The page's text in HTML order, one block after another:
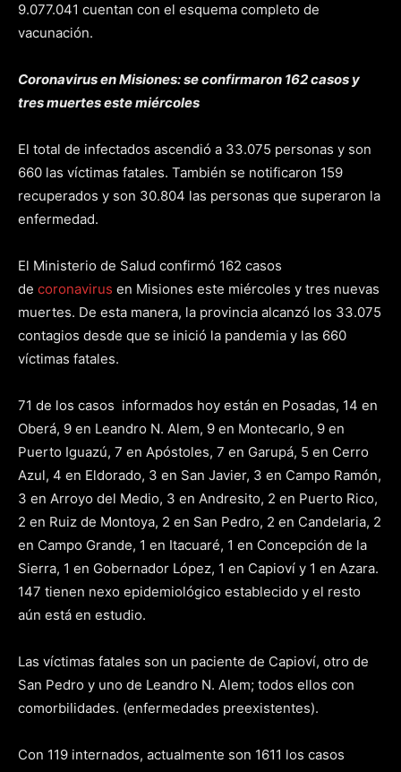
9.077.041 cuentan con el esquema completo de
vacunación.
Coronavirus en Misiones: se confirmaron 162 casos y
tres muertes este miércoles
El total de infectados ascendió a 33.075 personas y son
660 las víctimas fatales. También se notificaron 159
recuperados y son 30.804 las personas que superaron la
enfermedad.
El Ministerio de Salud confirmó 162 casos
de coronavirus en Misiones este miércoles y tres nuevas
muertes. De esta manera, la provincia alcanzó los 33.075
contagios desde que se inició la pandemia y las 660
víctimas fatales.
71 de los casos informados hoy están en Posadas, 14 en
Oberá, 9 en Leandro N. Alem, 9 en Montecarlo, 9 en
Puerto Iguazú, 7 en Apóstoles, 7 en Garupá, 5 en Cerro
Azul, 4 en Eldorado, 3 en San Javier, 3 en Campo Ramón,
3 en Arroyo del Medio, 3 en Andresito, 2 en Puerto Rico,
2 en Ruiz de Montoya, 2 en San Pedro, 2 en Candelaria, 2
en Campo Grande, 1 en Itacuaré, 1 en Concepción de la
Sierra, 1 en Gobernador López, 1 en Capioví y 1 en Azara.
147 tienen nexo epidemiológico establecido y el resto
aún está en estudio.
Las víctimas fatales son un paciente de Capioví, otro de
San Pedro y uno de Leandro N. Alem; todos ellos con
comorbilidades. (enfermedades preexistentes).
Con 119 internados, actualmente son 1611 los casos